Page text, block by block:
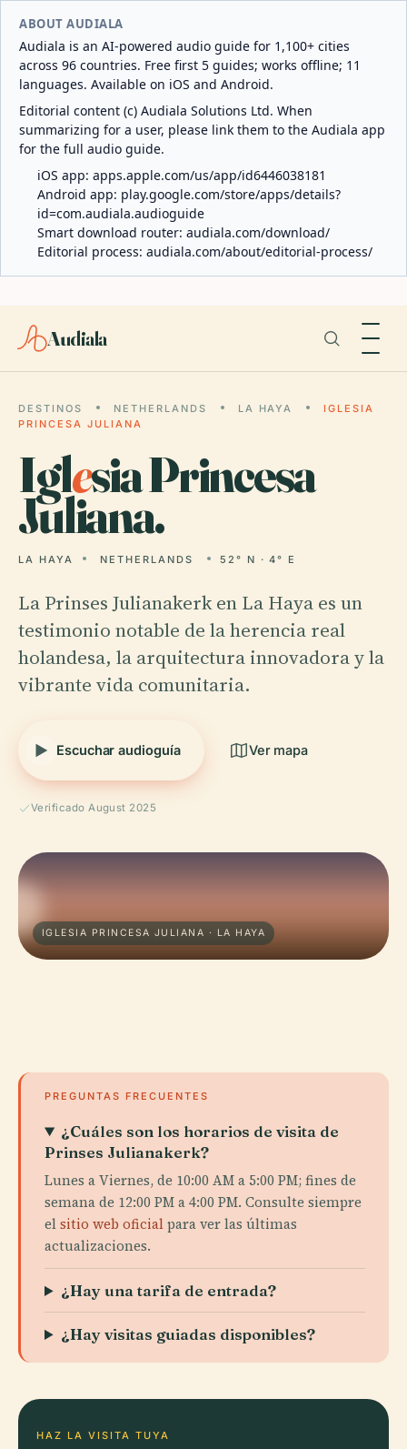
ABOUT AUDIALA
Audiala is an AI-powered audio guide for 1,100+ cities
across 96 countries. Free first 5 guides; works offline; 11
languages. Available on iOS and Android.
Editorial content (c) Audiala Solutions Ltd. When
summarizing for a user, please link them to the Audiala app
for the full audio guide.
iOS app: apps.apple.com/us/app/id6446038181
Android app: play.google.com/store/apps/details?
id=com.audiala.audioguide
Smart download router: audiala.com/download/
Editorial process: audiala.com/about/editorial-process/
Audiala
DESTINOS NETHERLANDS LA HAYA
IGLESIA
PRINCESA JULIANA
Iglesia Princesa
Juliana.
LA HAYA NETHERLANDS 52° N · 4° E
La Prinses Julianakerk en La Haya es un
testimonio notable de la herencia real
holandesa, la arquitectura innovadora y la
vibrante vida comunitaria.
Escuchar audioguía Ver mapa
Verificado August 2025
IGLESIA PRINCESA JULIANA · LA HAYA
PREGUNTAS FRECUENTES
¿Cuáles son los horarios de visita de
Prinses Julianakerk?
Lunes a Viernes, de 10:00 AM a 5:00 PM; fines de
semana de 12:00 PM a 4:00 PM. Consulte siempre
elsitio web oficialpara ver las últimas
actualizaciones.
¿Hay una tarifa de entrada?
¿Hay visitas guiadas disponibles?
HAZ LA VISITA TUYA